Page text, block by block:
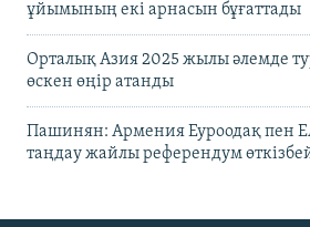
ұйымының екі арнасын бұғаттады
Орталық Азия 2025 жылы әлемде
өскен өңір атанды
Пашинян: Армения Еуроодақ пен
таңдау жайлы референдум